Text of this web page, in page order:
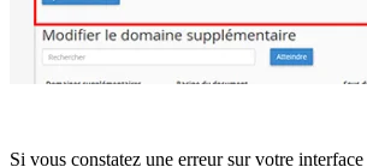
Si vous constatez une erreur sur votre